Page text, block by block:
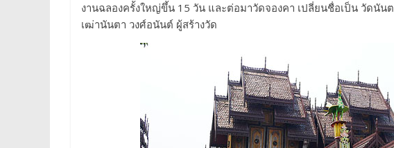
งานฉลองครั้งใหญ่ขึ้น 15 วัน และต่อมาวัดจองคา เปลี่ยนชื่อเป็น วัดนัน
เฒ่านันตา วงศ์อนันต์ ผู้สร้างวัด